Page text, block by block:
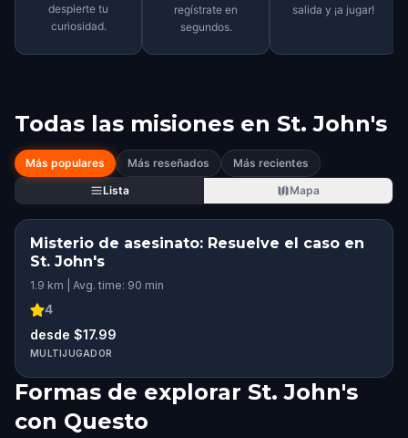
despierte tu
curiosidad.
regístrate en
segundos.
salida y ¡a jugar!
Todas las misiones en St. John's
Más populares Más reseñados
Más recientes
Lista
Mapa
Misterio de asesinato: Resuelve el caso en
St. John's
1.9 km | Avg. time: 90 min
4
desde $17.99
MULTIJUGADOR
Formas de explorar St. John's
con Questo